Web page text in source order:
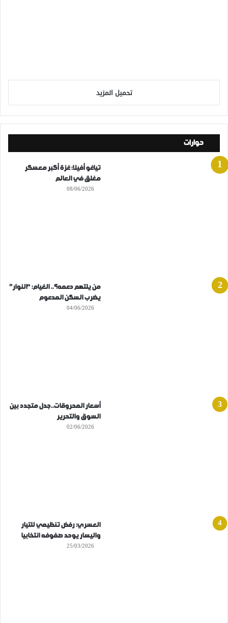
تحميل المزيد
حوارات
تياغو أفيلا: غزة أكبر معسكر
مغلق في العالم
08/06/2026
من يلتهم دعمه؟.. الغيام: “النوار”
يضرب السكن المدعوم
04/06/2026
أسعار المحروقات..جدل متجدد بين
السوق والتحرير
02/06/2026
العسري: رفض تنظيمي للتيار
واليسار يوحد صفوفه انتخابيا
25/03/2026